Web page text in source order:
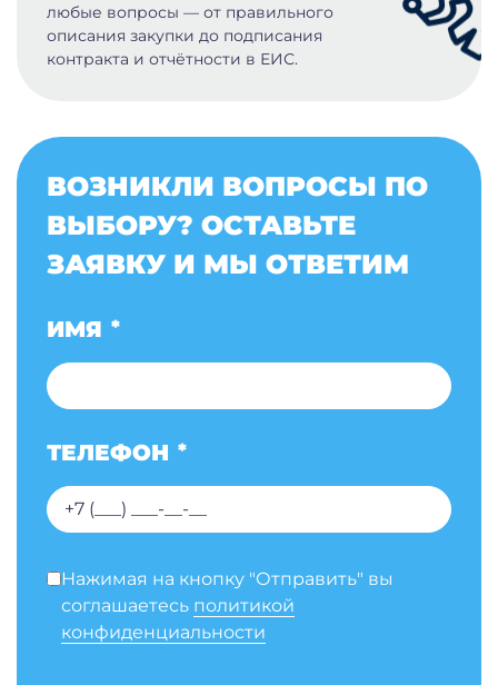
любые вопросы — от правильного
описания закупки до подписания
контракта и отчётности в ЕИС.
ВОЗНИКЛИ ВОПРОСЫ ПО
ВЫБОРУ? ОСТАВЬТЕ
ЗАЯВКУ И МЫ ОТВЕТИМ
ИМЯ *
ТЕЛЕФОН *
Нажимая на кнопку "Отправить" вы
соглашаетесь политикой
конфиденциальности